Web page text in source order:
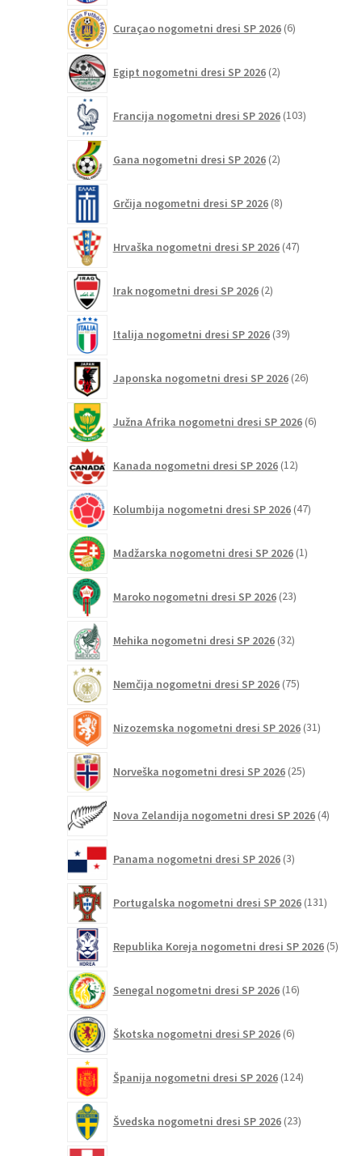
Curaçao nogometni dresi SP 2026 6izdelkov
Egipt nogometni dresi SP 2026 2izdelka
Francija nogometni dresi SP 2026 103izdelki
Gana nogometni dresi SP 2026 2izdelka
Grčija nogometni dresi SP 2026 8izdelkov
Hrvaška nogometni dresi SP 2026 47izdelkov
Irak nogometni dresi SP 2026 2izdelka
Italija nogometni dresi SP 2026 39izdelkov
Japonska nogometni dresi SP 2026 26izdelkov
Južna Afrika nogometni dresi SP 2026 6izdelkov
Kanada nogometni dresi SP 2026 12izdelkov
Kolumbija nogometni dresi SP 2026 47izdelkov
Madžarska nogometni dresi SP 2026 1izdelek
Maroko nogometni dresi SP 2026 23izdelkov
Mehika nogometni dresi SP 2026 32izdelkov
Nemčija nogometni dresi SP 2026 75izdelkov
Nizozemska nogometni dresi SP 2026 31izdelkov
Norveška nogometni dresi SP 2026 25izdelkov
Nova Zelandija nogometni dresi SP 2026 4izdelki
Panama nogometni dresi SP 2026 3izdelki
Portugalska nogometni dresi SP 2026 131
Republika Koreja nogometni dresi SP 2026 5
Senegal nogometni dresi SP 2026 16izdelkov
Škotska nogometni dresi SP 2026 6izdelkov
Španija nogometni dresi SP 2026 124izdelkov
Švedska nogometni dresi SP 2026 23izdelkov